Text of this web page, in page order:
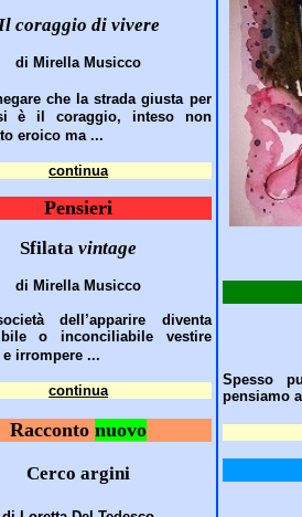
Il coraggio di vivere
di Mirella Musicco
che la strada giusta per
è il coraggio, inteso non
eroico ma ...
continua
Pensieri
Sfilatavintage
di Mirella Musicco
dell’apparire diventa
o inconciliabile vestire
e irrompere ...
continua
Raccontonuovo
Cerco argini
Spesso
pensiamo